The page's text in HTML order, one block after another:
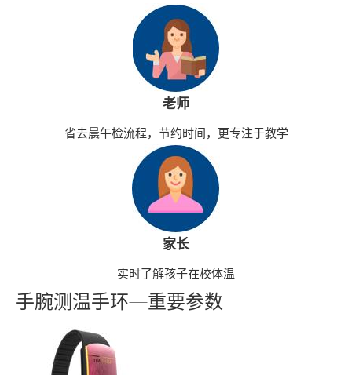
老师
省去晨午检流程，节约时间，更专注于教学
家长
实时了解孩子在校体温
手腕测温手环—重要参数